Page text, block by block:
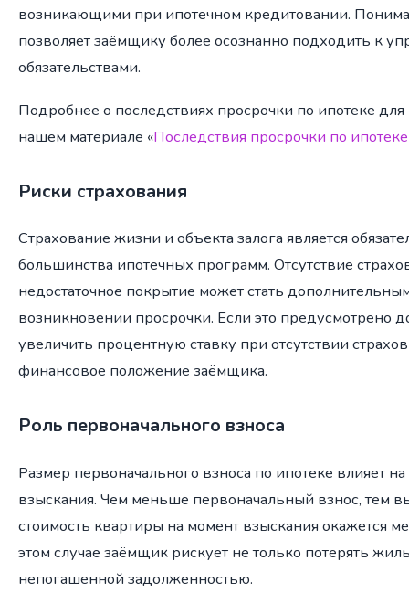
возникающими при ипотечном кредитовании.
позволяет заёмщику более осознанно подходить к
обязательствами.
Подробнее о последствиях просрочки по ипотеке для
нашем материале «Последствия просрочки по
Риски страхования
Страхование жизни и объекта залога является
большинства ипотечных программ. Отсутствие
недостаточное покрытие может стать
возникновении просрочки. Если это предусмотрено
увеличить процентную ставку при отсутствии
финансовое положение заёмщика.
Роль первоначального взноса
Размер первоначального взноса по ипотеке влияет
взыскания. Чем меньше первоначальный взнос, тем
стоимость квартиры на момент взыскания окажется
этом случае заёмщик рискует не только потерять
непогашенной задолженностью.